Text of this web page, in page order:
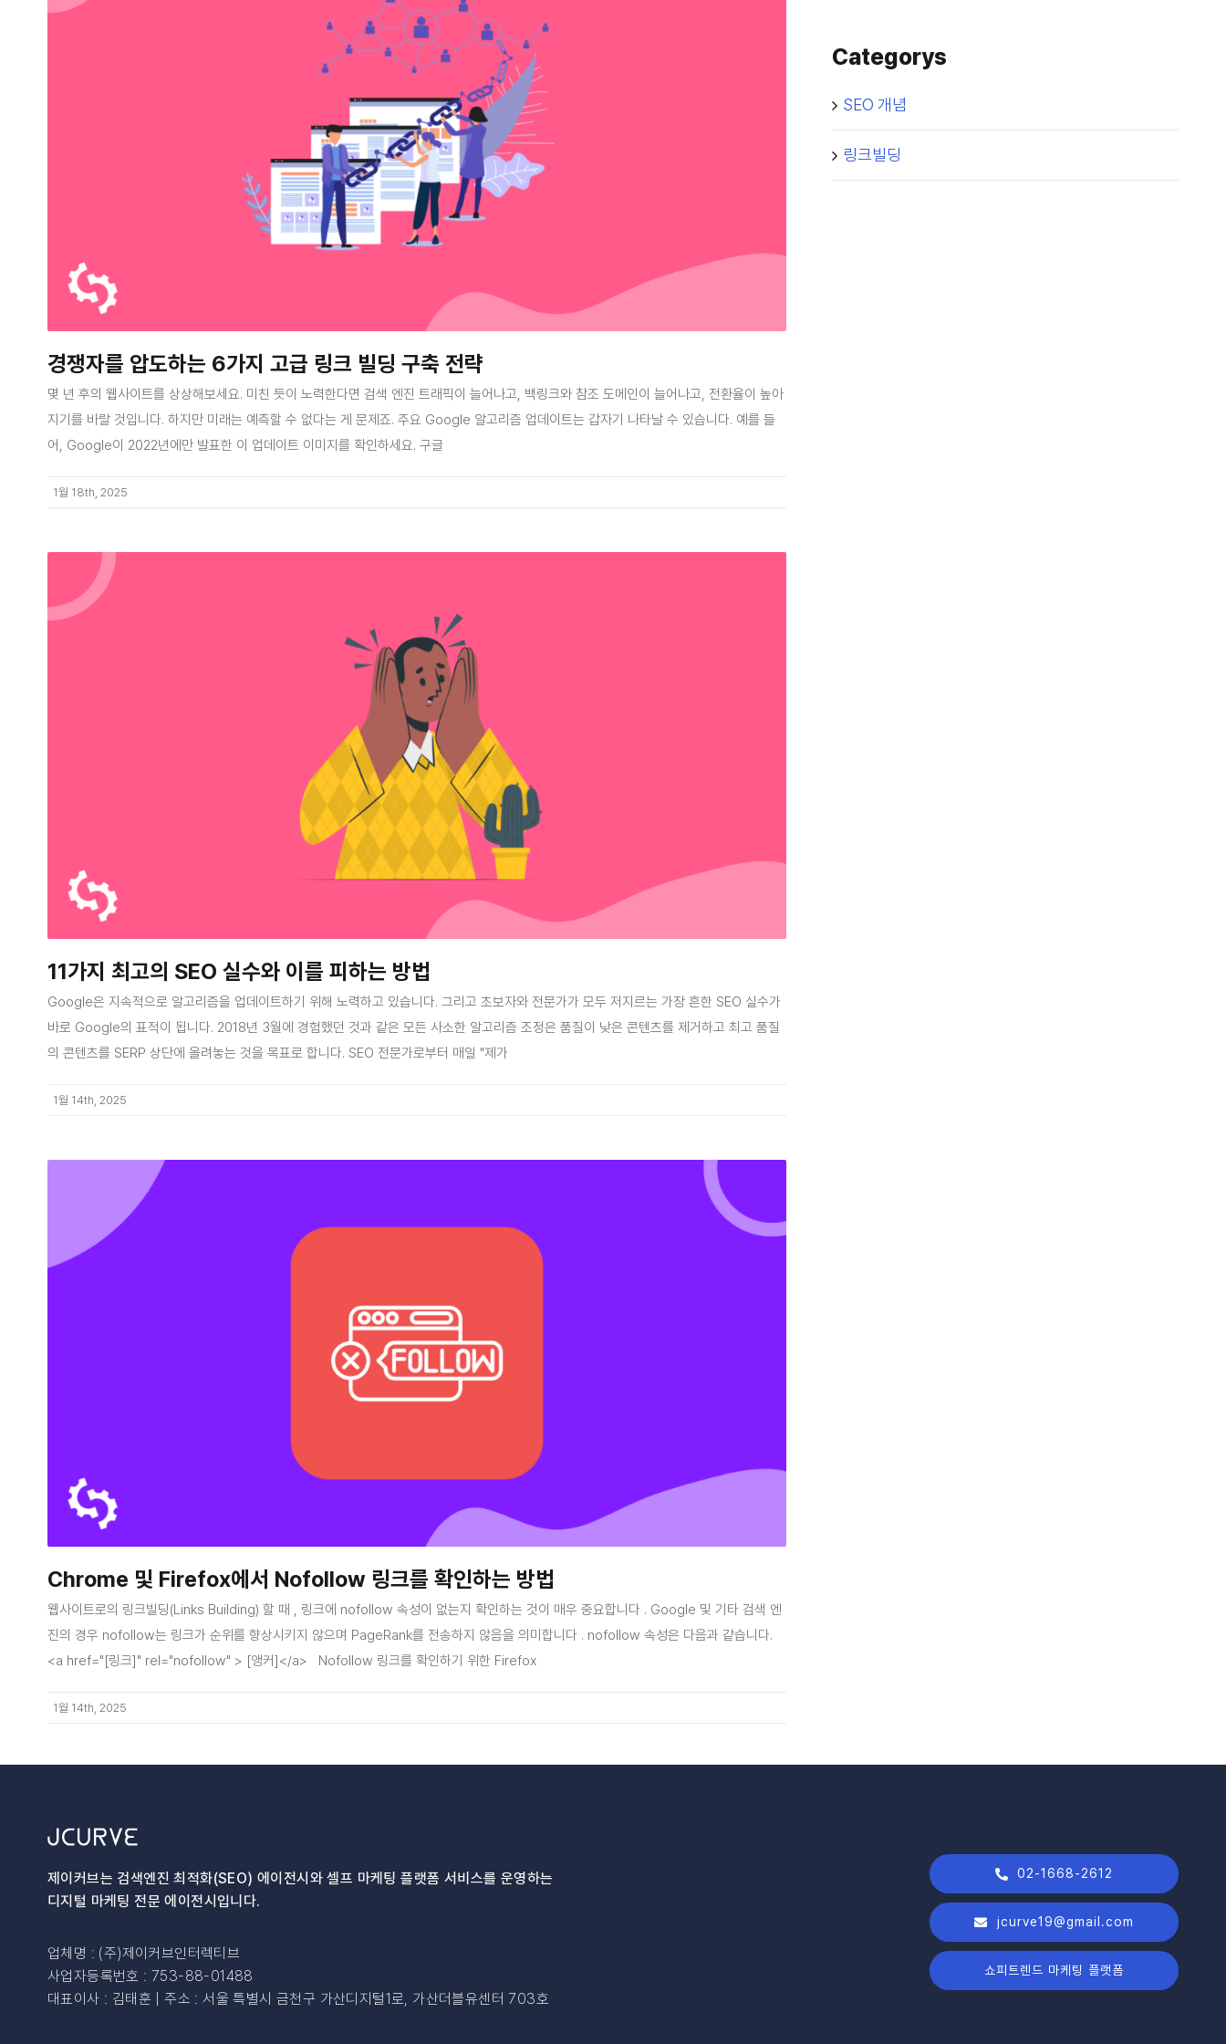
경쟁자를 압도하는 6가지 고급 링크 빌딩 구축 전략
몇 년 후의 웹사이트를 상상해보세요. 미친 듯이 노력한다면 검색 엔진 트래픽이 늘어나고, 백링크와 참조 도메인이 늘어나고, 전환율이 높아
지기를 바랄 것입니다. 하지만 미래는 예측할 수 없다는 게 문제죠. 주요 Google 알고리즘 업데이트는 갑자기 나타날 수 있습니다. 예를 들
어, Google이 2022년에만 발표한 이 업데이트 이미지를 확인하세요. 구글
1월 18th, 2025
11가지 최고의 SEO 실수와 이를 피하는 방법
Google은 지속적으로 알고리즘을 업데이트하기 위해 노력하고 있습니다. 그리고 초보자와 전문가가 모두 저지르는 가장 흔한 SEO 실수가
바로 Google의 표적이 됩니다. 2018년 3월에 경험했던 것과 같은 모든 사소한 알고리즘 조정은 품질이 낮은 콘텐츠를 제거하고 최고 품질
의 콘텐츠를 SERP 상단에 올려놓는 것을 목표로 합니다. SEO 전문가로부터 매일 "제가
1월 14th, 2025
Chrome 및 Firefox에서 Nofollow 링크를 확인하는 방법
웹사이트로의 링크빌딩(Links Building) 할 때 , 링크에 nofollow 속성이 없는지 확인하는 것이 매우 중요합니다 . Google 및 기타 검색 엔
진의 경우 nofollow는 링크가 순위를 향상시키지 않으며 PageRank를 전송하지 않음을 의미합니다 . nofollow 속성은 다음과 같습니다.
<a href="[링크]" rel="nofollow" > [앵커]</a> Nofollow 링크를 확인하기 위한 Firefox
1월 14th, 2025
Categorys
SEO 개념
링크빌딩
제이커브는 검색엔진 최적화(SEO) 에이전시와셀프 마케팅 플랫폼 서비스를 운영하는
디지털 마케팅 전문 에이전시입니다.
업체명 : (주)제이커브인터렉티브
사업자등록번호 : 753-88-01488
대표이사 : 김태훈 | 주소 : 서울 특별시 금천구 가산디지털1로, 가산더블유센터 703호
02-1668-2612
jcurve19@gmail.com
쇼피트렌드 마케팅 플랫폼